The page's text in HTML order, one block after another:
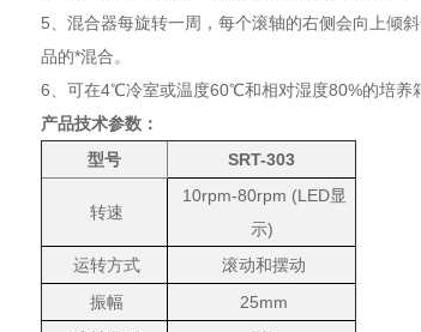
5 、混合器每旋转一周，每个滚轴的右侧会向上倾
品的*混合。
6 、可在4℃冷室或温度60℃和相对湿度80%的培养
产品技术参数：
型号
SRT-303
转速
10rpm-80rpm (LED显
示)
运转方式
滚动和摆动
振幅
25mm